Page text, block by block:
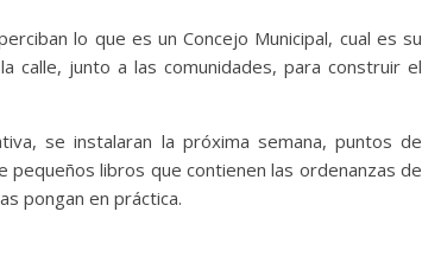
lo que es un Concejo Municipal, cual es su
calle, junto a las comunidades, para construir el
se instalaran la próxima semana, puntos de
libros que contienen las ordenanzas de
pongan en práctica.